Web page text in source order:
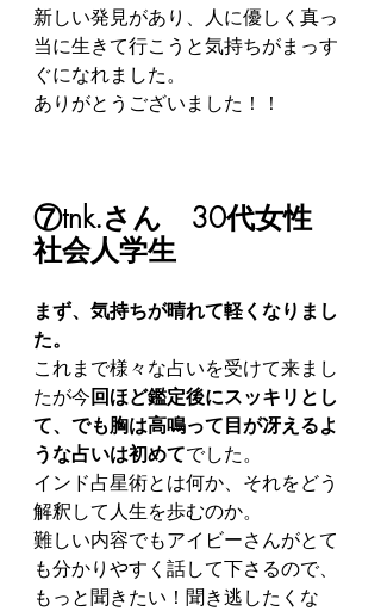
新しい発見があり、人に優しく真っ
当に生きて行こうと気持ちがまっす
ぐになれました。
ありがとうございました！！
⑦tnk.さん　30代女性
社会人学生
まず、気持ちが晴れて軽くなりまし
た。
これまで様々な占いを受けて来まし
たが今回ほど鑑定後にスッキリとし
て、でも胸は高鳴って目が冴えるよ
うな占いは初めてでした。
インド占星術とは何か、それをどう
解釈して人生を歩むのか。
難しい内容でもアイビーさんがとて
も分かりやすく話して下さるので、
もっと聞きたい！聞き逃したくな